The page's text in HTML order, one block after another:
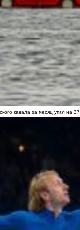
канала за месяц упал на